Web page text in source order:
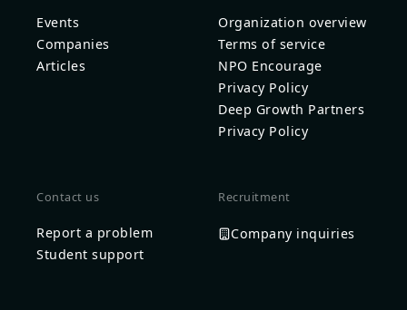
Events
Companies
Articles
Organization overview
Terms of service
NPO Encourage
Privacy Policy
Deep Growth Partners
Privacy Policy
Contact us
Report a problem
Student support
Recruitment
Company inquiries